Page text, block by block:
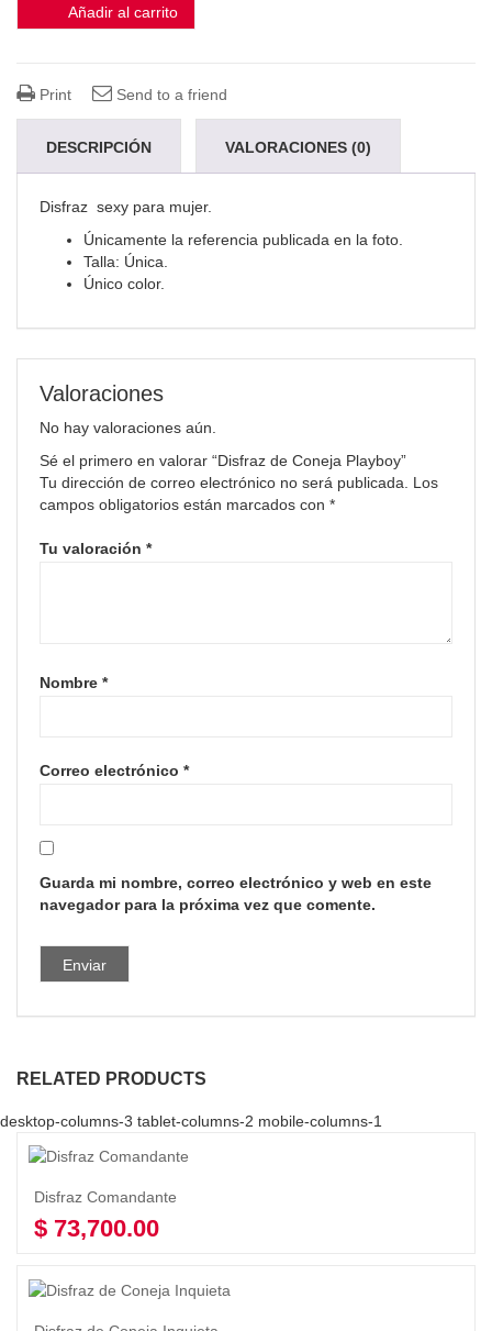
Añadir al carrito
Print Send to a friend
DESCRIPCIÓN VALORACIONES (0)
Disfraz sexy para mujer.
Únicamente la referencia publicada en la foto.
Talla: Única.
Único color.
Valoraciones
No hay valoraciones aún.
Sé el primero en valorar “Disfraz de Coneja Playboy”
Tu dirección de correo electrónico no será publicada.
Los
campos obligatorios están marcados con *
Tu valoración *
Nombre *
Correo electrónico *
Guarda mi nombre, correo electrónico y web en este
navegador para la próxima vez que comente.
RELATED PRODUCTS
desktop-columns-3 tablet-columns-2 mobile-columns-1
Disfraz Comandante
$ 73,700.00